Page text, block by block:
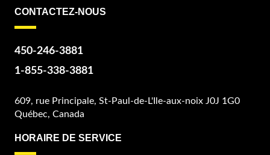
CONTACTEZ-NOUS
450-246-3881
1-855-338-3881
609, rue Principale, St-Paul-de-L'Ile-aux-noix J0J 1G0
Québec, Canada
HORAIRE DE SERVICE